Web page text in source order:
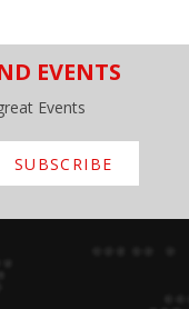
EVENTS
Events
SUBSCRIBE